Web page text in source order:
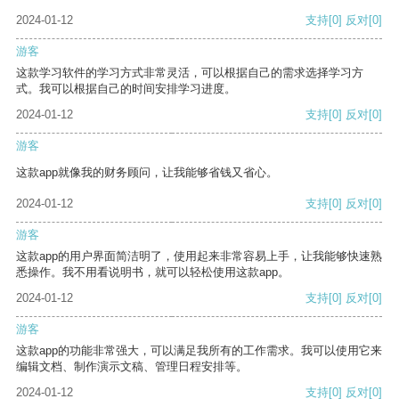
2024-01-12 支持[0] 反对[0]
游客
这款学习软件的学习方式非常灵活，可以根据自己的需求选择学习方
式。我可以根据自己的时间安排学习进度。
2024-01-12
支持[0] 反对[0]
游客
这款app就像我的财务顾问，让我能够省钱又省心。
2024-01-12 支持[0] 反对[0]
游客
这款app的用户界面简洁明了，使用起来非常容易上手，让我能够快速熟
悉操作。我不用看说明书，就可以轻松使用这款app。
2024-01-12
支持[0] 反对[0]
游客
这款app的功能非常强大，可以满足我所有的工作需求。我可以使用它来
编辑文档、制作演示文稿、管理日程安排等。
2024-01-12
支持[0] 反对[0]